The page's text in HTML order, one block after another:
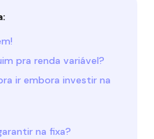
pra renda variável?
ir embora investir na
na fixa?